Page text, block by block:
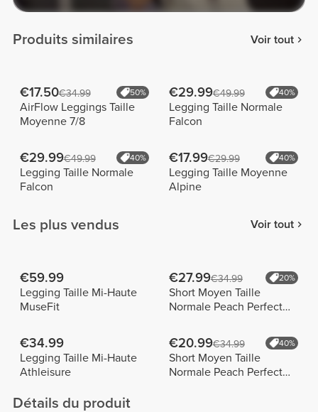
Produits similaires Voir tout
€17.50€34.99 50%
AirFlow Leggings Taille
Moyenne 7/8
€29.99€49.99 40%
Legging Taille Normale
Falcon
€29.99€49.99 40%
Legging Taille Normale
Falcon
€17.99€29.99 40%
Legging Taille Moyenne
Alpine
Les plus vendus Voir tout
€59.99
Legging Taille Mi-Haute
MuseFit
€27.99€34.99 20%
Short Moyen Taille
Normale Peach Perfect
€34.99
Legging Taille Mi-Haute
Athleisure
€20.99€34.99 40%
Short Moyen Taille
Normale Peach Perfect
Détails du produit